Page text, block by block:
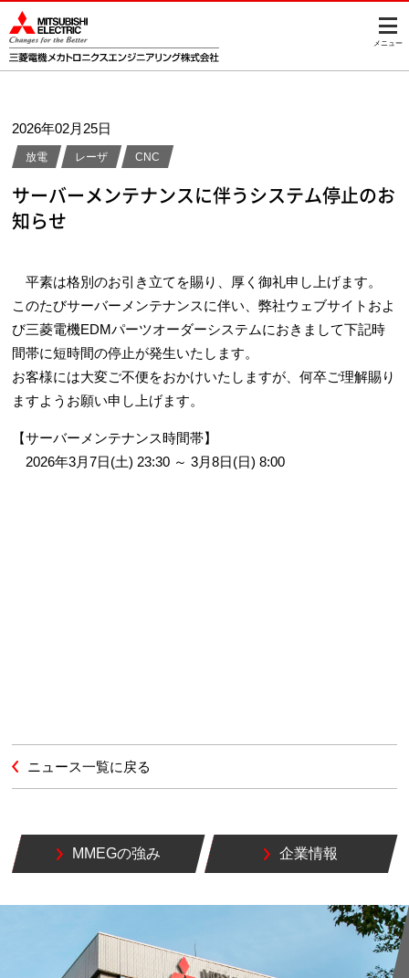
メニュー
2026年02月25日
放電 レーザ CNC
サーバーメンテナンスに伴うシステム停止のお
知らせ
平素は格別のお引き立てを賜り、厚く御礼申し上げます。
このたびサーバーメンテナンスに伴い、弊社ウェブサイトおよ
び三菱電機EDMパーツオーダーシステムにおきまして下記時
間帯に短時間の停止が発生いたします。
お客様には大変ご不便をおかけいたしますが、何卒ご理解賜り
ますようお願い申し上げます。
【サーバーメンテナンス時間帯】
2026年3月7日(土) 23:30 ～ 3月8日(日) 8:00
ニュース一覧に戻る
MMEGの強み 企業情報